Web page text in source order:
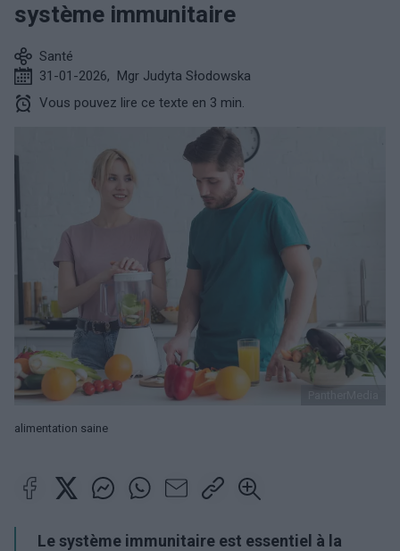
système immunitaire
Santé
31-01-2026, Mgr Judyta Słodowska
Vous pouvez lire ce texte en 3 min.
PantherMedia
alimentation saine
Le système immunitaire est essentiel à la